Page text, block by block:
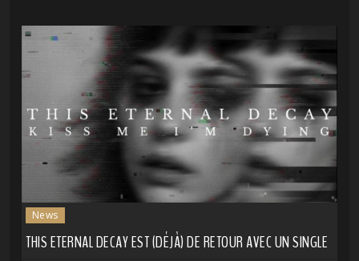
News
THIS ETERNAL DECAY EST (DÉJÀ) DE RETOUR AVEC UN SINGLE